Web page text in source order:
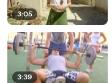
3:05
3:39